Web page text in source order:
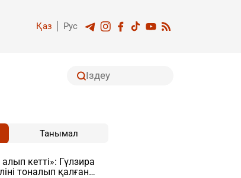
Қаз Рус
Танымал
кетті»: Гүлзира
тоналып қалған